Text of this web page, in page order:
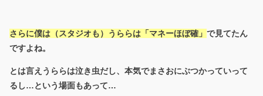
さらに僕は（スタジオも）うららは「マネーほぼ確」 で見てたん
ですよね。
とは言えうららは泣き虫だし、本気でまさおにぶつかっていって
るし…という場面もあって…